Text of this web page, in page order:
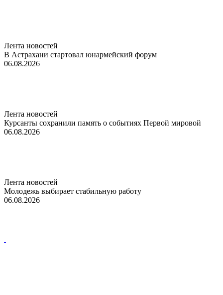
Лента новостей
В Астрахани стартовал юнармейский форум
06.08.2026
Лента новостей
Курсанты сохранили память о событиях Первой мировой
06.08.2026
Лента новостей
Молодежь выбирает стабильную работу
06.08.2026